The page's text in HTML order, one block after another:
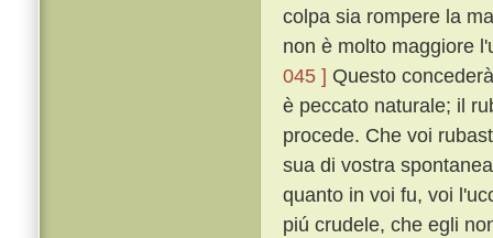
colpa sia rompere la
non è molto maggiore
045 ] Questo
è peccato naturale; il
procede. Che voi
sua di vostra
quanto in voi fu, voi
piú crudele, che egli